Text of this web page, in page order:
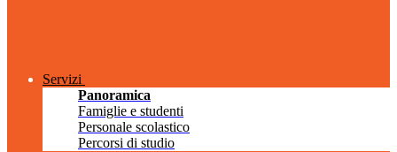
Servizi
Panoramica
Famiglie e studenti
Personale scolastico
Percorsi di studio